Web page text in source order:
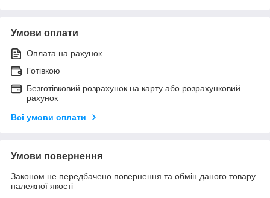
Умови оплати
Оплата на рахунок
Готівкою
Безготівковий розрахунок на карту або розрахунковий
рахунок
Всі умови оплати
Умови повернення
Законом не передбачено повернення та обмін даного товару
належної якості